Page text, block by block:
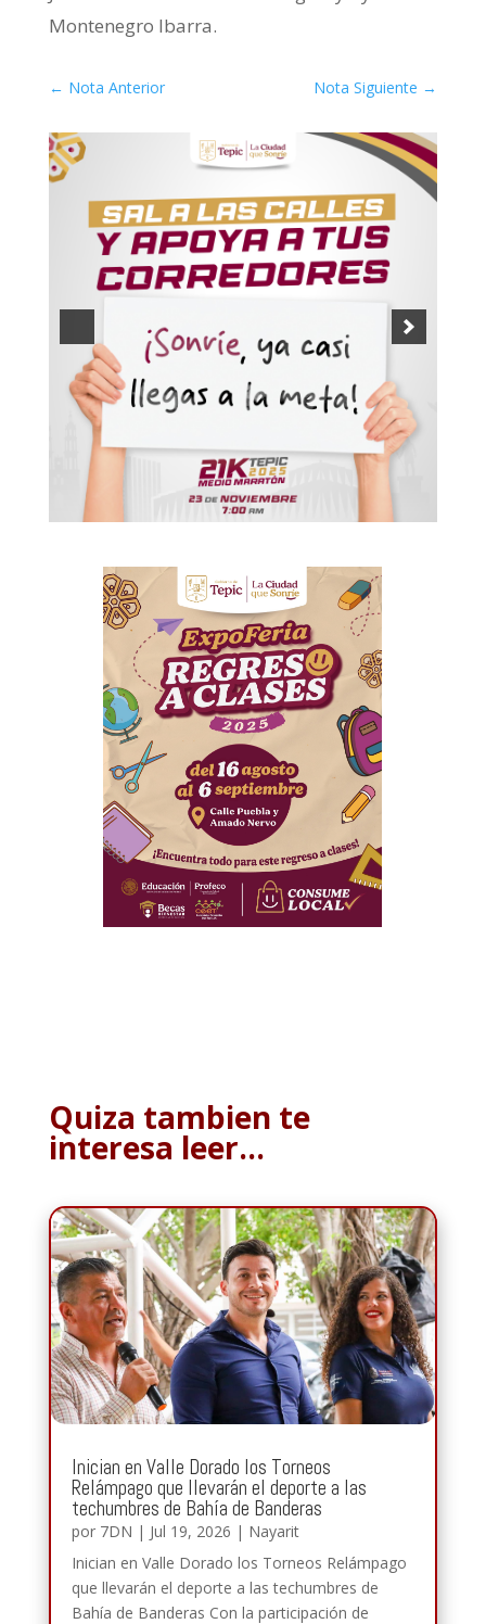
Montenegro Ibarra.
← Nota Anterior Nota Siguiente →
Quiza tambien te
interesa leer…
Inician en Valle Dorado los Torneos
Relámpago que llevarán el deporte a las
techumbres de Bahía de Banderas
por 7DN | Jul 19, 2026 | Nayarit
Inician en Valle Dorado los Torneos Relámpago
que llevarán el deporte a las techumbres de
Bahía de Banderas Con la participación de